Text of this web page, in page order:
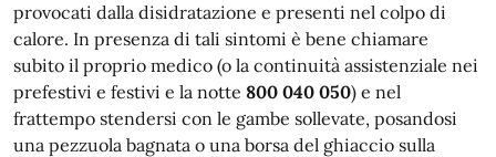
provocati dalla disidratazione e presenti nel colpo di
calore. In presenza di tali sintomi è bene chiamare
subito il proprio medico (o la continuità assistenziale nei
prefestivi e festivi e la notte 800 040 050) e nel
frattempo stendersi con le gambe sollevate, posandosi
una pezzuola bagnata o una borsa del ghiaccio sulla